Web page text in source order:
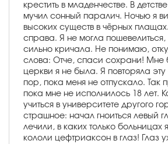
крестить в младенчестве. В
мучил сонный паралич. Ночью я
высоких существ в чёрных
справа. Я не могла пошевелиться,
сильно кричала. Не понимаю,
слова: Отче, спаси сохрани! Мне
церкви я не была. Я повторяла
пор, пока меня не отпускало. Так
пока мне не исполнилось 18 лет.
учиться в университете другого
страшное: начал гноиться левый
лечили, в каких только
кололи цефтриаксон в глаз! Глаз